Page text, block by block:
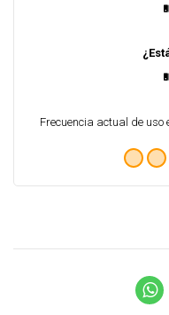
Frecuencia actual de uso